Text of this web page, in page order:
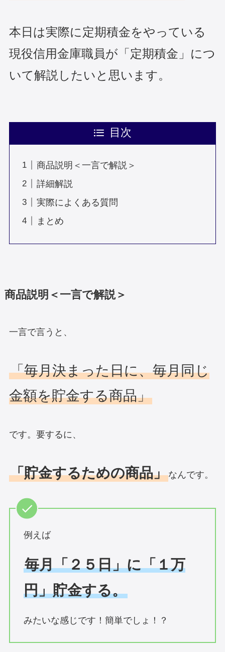
本日は実際に定期積金をやっている
現役信用金庫職員が「定期積金」につ
いて解説したいと思います。
目次
商品説明＜一言で解説＞
詳細解説
実際によくある質問
まとめ
商品説明＜一言で解説＞
一言で言うと、
「毎月決まった日に、毎月同じ
金額を貯金する商品」
です。要するに、
「貯金するための商品」なんです。
例えば
毎月「２５日」に「１万
円」貯金する。
みたいな感じです！簡単でしょ！？